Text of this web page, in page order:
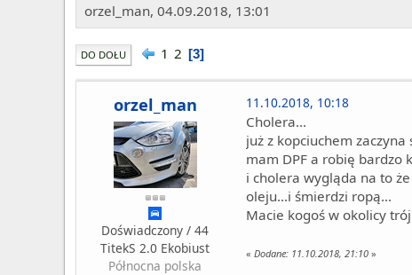
orzel_man, 04.09.2018, 13:01
DO DOŁU 1 2 3
orzel_man
Doświadczony / 44
TitekS 2.0 Ekobiust
Północna polska
11.10.2018, 10:18
Cholera...
już z kopciuchem zaczyna
mam DPF a robię bardzo
i cholera wygląda na to
oleju...i śmierdzi ropą...
Macie kogoś w okolicy
« Dodane: 11.10.2018, 21:10 »